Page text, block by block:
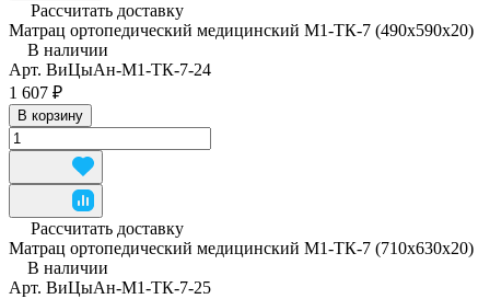
Рассчитать доставку
Матрац ортопедический медицинский М1-ТК-7 (490x590x20)
В наличии
Арт. ВиЦыАн-М1-ТК-7-24
1 607 ₽
В корзину
Рассчитать доставку
Матрац ортопедический медицинский М1-ТК-7 (710x630x20)
В наличии
Арт. ВиЦыАн-М1-ТК-7-25